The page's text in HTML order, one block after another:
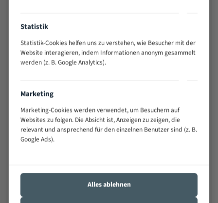
Widerstandsfähig gegen Zahnbruch auch bei
schwierigen Werkstücken (Materialmischung,
wechselnde Verbindungslängen)
Sehr geringe Vibration
Technische Beschreibung:
Positiver Spanwinkel
Bandkörper aus hochlegiertem Federstahl
Statistik
Statistik-Cookies helfen uns zu verstehen, wie Besucher mit der
Website interagieren, indem Informationen anonym gesammelt
werden (z. B. Google Analytics).
Marketing
Marketing-Cookies werden verwendet, um Besuchern auf
Websites zu folgen. Die Absicht ist, Anzeigen zu zeigen, die
relevant und ansprechend für den einzelnen Benutzer sind (z. B.
Google Ads).
Alles ablehnen